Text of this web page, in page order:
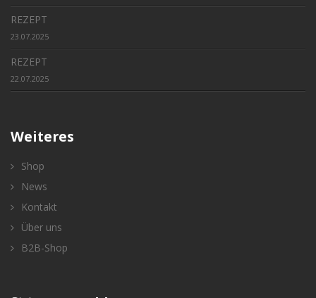
REZEPT
23.07.2025
REZEPT
22.07.2025
Weiteres
Shop
News
Kontakt
Über uns
B2B-Shop